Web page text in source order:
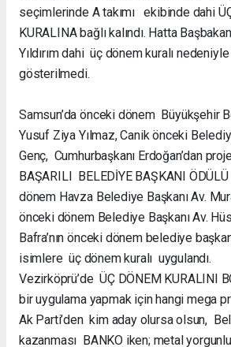
seçimlerinde A takımı ekibinde dahi
KURALINA bağlı kalındı. Hatta
Yıldırım dahi üç dönem kuralı
gösterilmedi.
Samsun’da önceki dönem Büyükşehir
Yusuf Ziya Yılmaz, Canik önceki
Genç, Cumhurbaşkanı Erdoğan’dan
BAŞARILI BELEDİYE BAŞKANI
dönem Havza Belediye Başkanı Av.
önceki dönem Belediye Başkanı Av.
Bafra’nın önceki dönem belediye
isimlere üç dönem kuralı uygulandı.
Vezirköprü’de ÜÇ DÖNEM KURALINI
bir uygulama yapmak için hangi mega
Ak Parti’den kim aday olursa olsun,
kazanması BANKO iken; metal